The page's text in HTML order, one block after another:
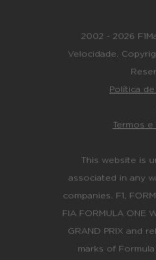
2002 - 2026
Velocidade.
Política de
Termos
This website is
associated in any
companies. F1,
FIA FORMULA ONE
GRAND PRIX and
marks of Formula